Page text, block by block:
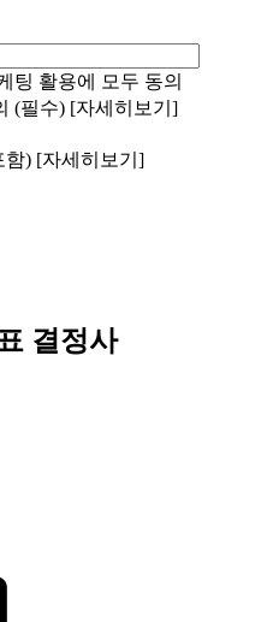
팅 활용에 모두 동의
(필수) [자세히보기]
함) [자세히보기]
결정사